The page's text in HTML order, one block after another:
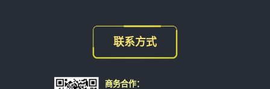
联系方式
商务合作：